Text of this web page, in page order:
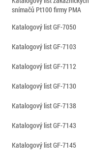
snímačů Pt100 firmy PMA
Katalogový list GF-7050
Katalogový list GF-7103
Katalogový list GF-7112
Katalogový list GF-7130
Katalogový list GF-7138
Katalogový list GF-7143
Katalogový list GF-7145